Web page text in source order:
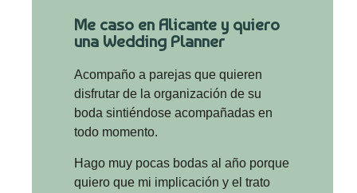
Me caso en Alicante y quiero
una Wedding Planner
Acompaño a parejas que quieren
disfrutar de la organización de su
boda sintiéndose acompañadas en
todo momento.
Hago muy pocas bodas al año porque
quiero que mi implicación y el trato